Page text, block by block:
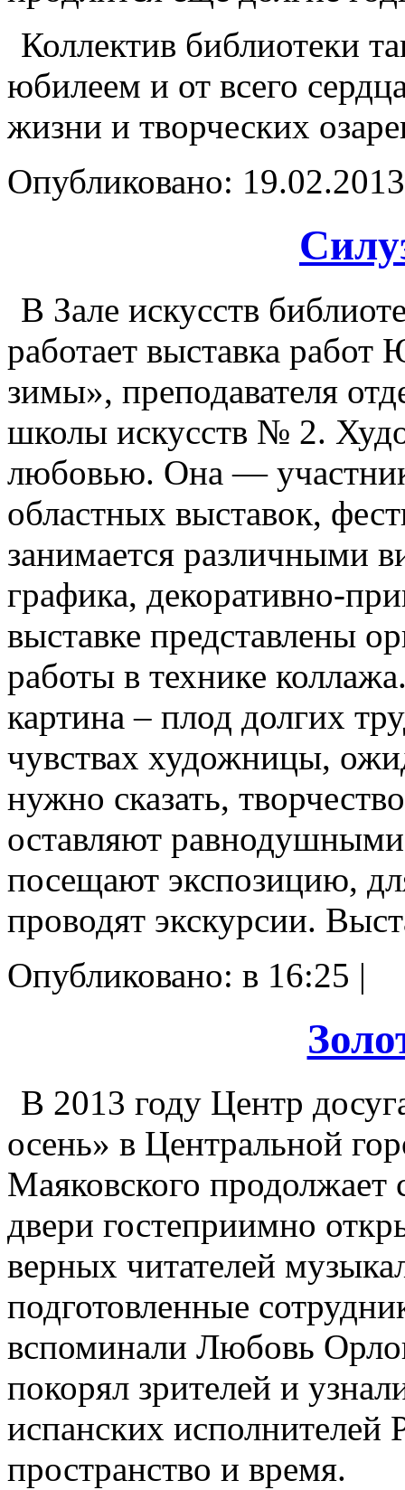
Коллектив библиотеки
юбилеем и от всего
жизни и творческих
Опубликовано:
В Зале искусств
работает выставка
зимы», преподавателя
школы искусств № 2.
любовью. Она — участник
областных выставок,
занимается различными
графика, декоративно-
выставке представлены
работы в технике
картина – плод долгих
чувствах художницы,
нужно сказать,
оставляют
посещают экспозицию,
проводят экскурсии.
Опубликовано: в 16:25 |
В 2013 году Центр
осень» в Центральной
Маяковского продолжает
двери гостеприимно
верных читателей
подготовленные
вспоминали Любовь
покорял зрителей и
испанских исполнителей
пространство и время.